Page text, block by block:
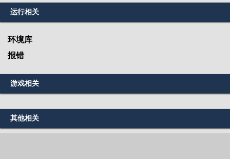
运行相关
环境库
报错
游戏相关
其他相关